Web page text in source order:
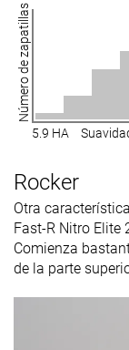
Número de zapatillas
5.9 HA
Rocker
Otra
Fast-R Nitro Elite
Comienza
de la parte